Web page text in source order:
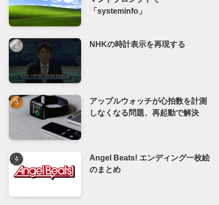
「systeminfo」
NHKの時計表示を再現する
アップルウォッチが心拍数を計測
しなくなる問題、再起動で解決
Angel Beats! エンディング一枚絵
のまとめ